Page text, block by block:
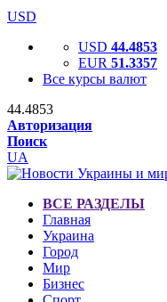
USD
USD 44.4853
EUR 51.3357
Все курсы валют
44.4853
Авторизация
Поиск
UA
ВСЕ РАЗДЕЛЫ
Главная
Украина
Город
Мир
Бизнес